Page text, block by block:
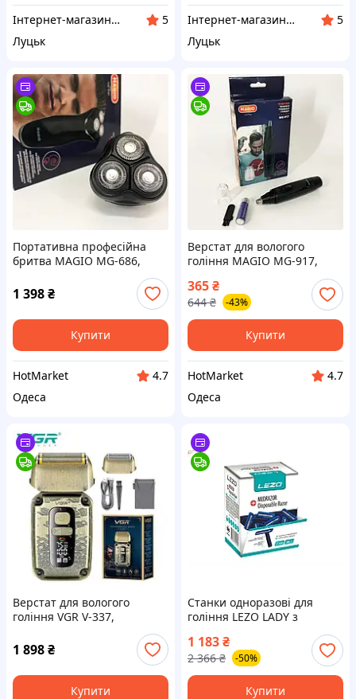
Інтернет-магазин "Vi7"
5
Луцьк
Інтернет-магазин "Vi7"
5
Луцьк
Портативна професійна
бритва MAGIO MG-686,
видалення волосся, PB-642
Суха бритва
1 398₴
Купити
HotMarket
4.7
Одеса
Верстат для вологого
гоління MAGIO MG-917,
бритви, Електро станки UW-
820 для гоління
365₴
644 ₴ -43%
Купити
HotMarket
4.7
Одеса
Верстат для вологого
гоління VGR V-337,
бритвеною насадкою,
Бритва тример YK-114 для
чоловіків
1 898₴
Купити
Станки одноразові для
гоління LEZO LADY з
нержавіючими лезами для
комфортного гоління без
порізів
1 183₴
2 366 ₴ -50%
Купити